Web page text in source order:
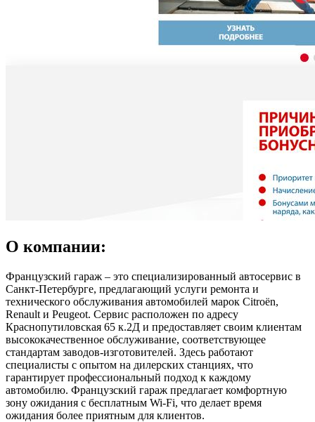
О компании:
Французский гараж – это специализированный автосервис в
Санкт-Петербурге, предлагающий услуги ремонта и
технического обслуживания автомобилей марок Citroën,
Renault и Peugeot. Сервис расположен по адресу
Краснопутиловская 65 к.2Д и предоставляет своим клиентам
высококачественное обслуживание, соответствующее
стандартам заводов-изготовителей. Здесь работают
специалисты с опытом на дилерских станциях, что
гарантирует профессиональный подход к каждому
автомобилю. Французский гараж предлагает комфортную
зону ожидания с бесплатным Wi-Fi, что делает время
ожидания более приятным для клиентов.